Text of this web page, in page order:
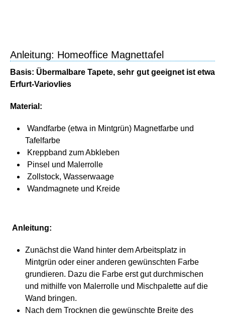
Anleitung: Homeoffice Magnettafel
Basis: Übermalbare Tapete, sehr gut geeignet ist etwa
Erfurt-Variovlies
Material:
Wandfarbe (etwa in Mintgrün) Magnetfarbe und
Tafelfarbe
Kreppband zum Abkleben
Pinsel und Malerrolle
Zollstock, Wasserwaage
Wandmagnete und Kreide
Anleitung:
Zunächst die Wand hinter dem Arbeitsplatz in
Mintgrün oder einer anderen gewünschten Farbe
grundieren. Dazu die Farbe erst gut durchmischen
und mithilfe von Malerrolle und Mischpalette auf die
Wand bringen.
Nach dem Trocknen die gewünschte Breite des